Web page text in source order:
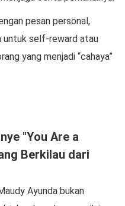
pesan personal,
untuk self-reward atau
yang menjadi “cahaya”
"You Are a
Berkilau dari
Ayunda bukan